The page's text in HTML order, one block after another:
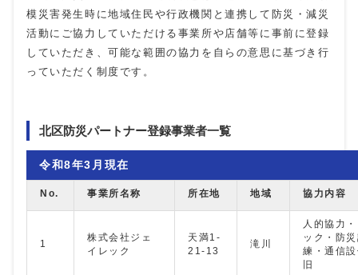
模災害発生時に地域住民や行政機関と連携して防災・減災
活動にご協力していただける事業所や店舗等に事前に登録
していただき、可能な範囲の協力を自らの意思に基づき行
っていただく制度です。
北区防災パートナー登録事業者一覧
令和8年3月現在
No. 事業所名称 所在地 地域 協力内容
1
株式会社ジェ
イレック
天満1-
21-13
滝川
人的協力
ック・防
練・通信
旧